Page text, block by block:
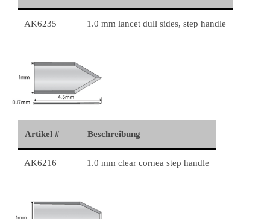
AK6235 1.0 mm lancet dull sides, step handle
Artikel # Beschreibung
AK6216 1.0 mm clear cornea step handle